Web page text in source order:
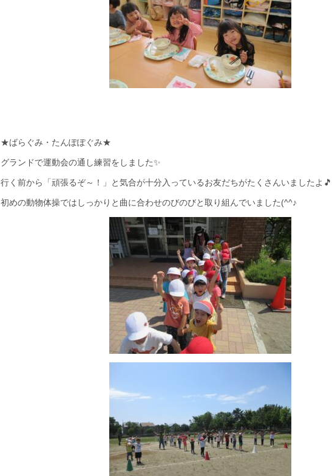
★ばらぐみ・たんぽぽぐみ★
グランドで運動会の通し練習をしました✨
行く前から「頑張るぞ～！」と気合が十分入っているお友だちがたくさんいましたよ🎵
初めの動物体操ではしっかりと曲に合わせのびのびと取り組んでいました(^^♪